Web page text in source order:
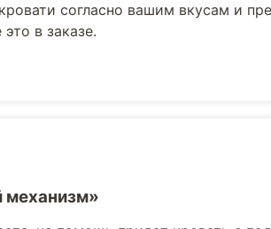
согласно вашим вкусам и
в заказе.